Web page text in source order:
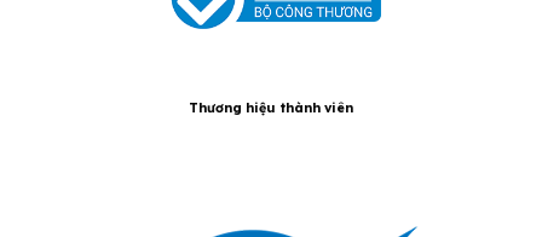
Thương hiệu thành viên